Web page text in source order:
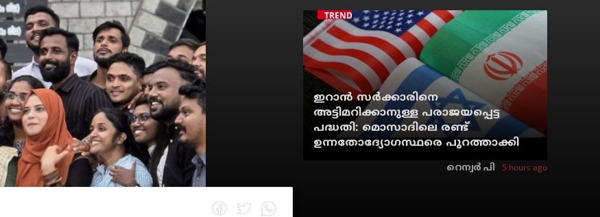
TRENDING
ഇറാന്‍ സര്‍ക്കാരിനെ
അട്ടിമറിക്കാനുള്ള പരാജയപ്പെട്ട
പദ്ധതി: മൊസാദിലെ രണ്ട്
ഉന്നതോദ്യോഗസ്ഥരെ പുറത്താക്കി
റെന്വര്‍ പി 5 hours ago